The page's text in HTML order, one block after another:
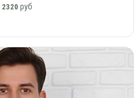
2320 руб